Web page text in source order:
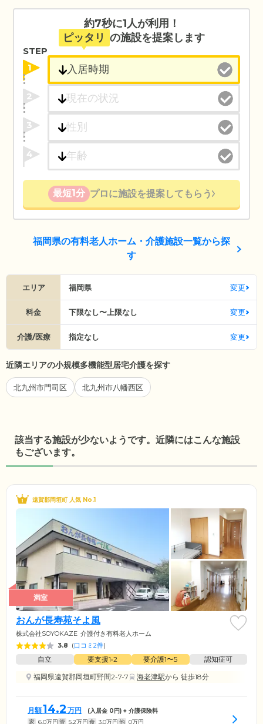
約7秒に1人が利用！
ピッタリ の施設を提案します
STEP
1
2
3
4
最短1分 プロに施設を提案してもらう
福岡県の有料老人ホーム・介護施設一覧から探
す
エリア 福岡県 変更
料金 下限なし〜上限なし 変更
介護/医療 指定なし 変更
近隣エリアの小規模多機能型居宅介護を探す
北九州市門司区 北九州市八幡西区
該当する施設が少ないようです。近隣にはこんな施設
もございます。
遠賀郡岡垣町 人気 No.1
満室
おんが長寿苑そよ風
株式会社SOYOKAZE 介護付き有料老人ホーム
3.8 (口コミ2件)
自立 要支援1•2 要介護1〜5
認知症可
福岡県遠賀郡岡垣町野間2-7-7
海老津駅から 徒歩18分
月額14.2 万円 (入居金 0円) + 介護保険料
家 6.0万円 管 5.2万円 食 3.0万円 他 0万円